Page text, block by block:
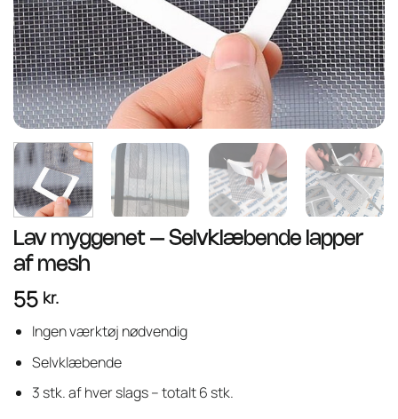
Lav myggenet – Selvklæbende lapper
af mesh
55 kr.
Ingen værktøj nødvendig
Selvklæbende
3 stk. af hver slags – totalt 6 stk.